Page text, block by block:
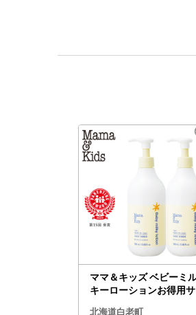
ママ＆キッズ ベビーミ
キーローションお得用サ
北海道白老町